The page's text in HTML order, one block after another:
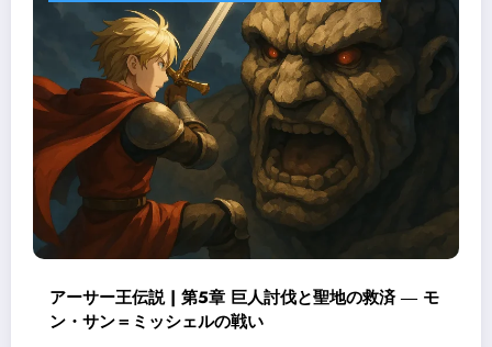
アーサー王伝説 | 第5章 巨人討伐と聖地の救済 ― モ
ン・サン＝ミッシェルの戦い